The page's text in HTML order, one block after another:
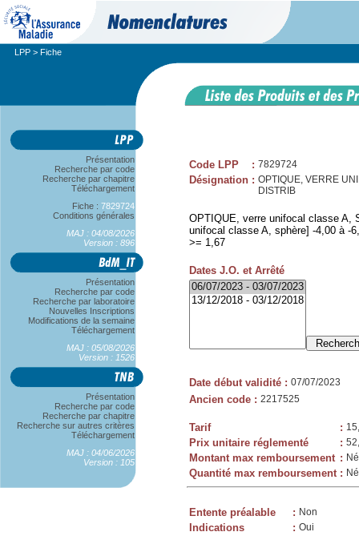
LPP > Fiche
Présentation
Recherche par code
Recherche par chapitre
Téléchargement
Fiche : 7829724
Conditions générales
MAJ : 04/08/2026
Version : 896
Présentation
Recherche par code
Recherche par laboratoire
Nouvelles Inscriptions
Modifications de la semaine
Téléchargement
MAJ : 05/08/2026
Version : 1526
Présentation
Recherche par code
Recherche par chapitre
Recherche sur autres critères
Téléchargement
MAJ : 04/06/2026
Version : 105
Code LPP : 7829724
Désignation : OPTIQUE, VERRE
DISTRIB
OPTIQUE, verre unifocal classe A,
unifocal classe A, sphère] -4,00 à -
>= 1,67
Dates J.O. et Arrêté
Date début validité : 07/07/2023
Ancien code : 2217525
Tarif :
Prix unitaire réglementé :
Montant max remboursement :
Quantité max remboursement :
Entente préalable : Non
Indications : Oui